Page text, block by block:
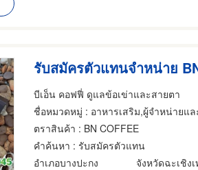
บีเอ็น คอฟฟี่ ดูแลข้อเข่าและสายตา
ชื่อหมวดหมู่ : อาหารเสริม,ผู้จำหน่ายและขายส่งกาแฟ,ชาสำเร็
ตราสินค้า : BN COFFEE
คำค้นหา : รับสมัครตัวแทน
อำเภอบางปะกง
จังหวัดฉะเชิง